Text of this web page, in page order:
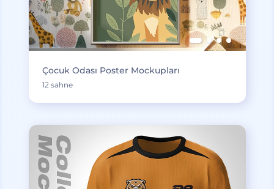
Çocuk Odası Poster Mockupları
12 sahne